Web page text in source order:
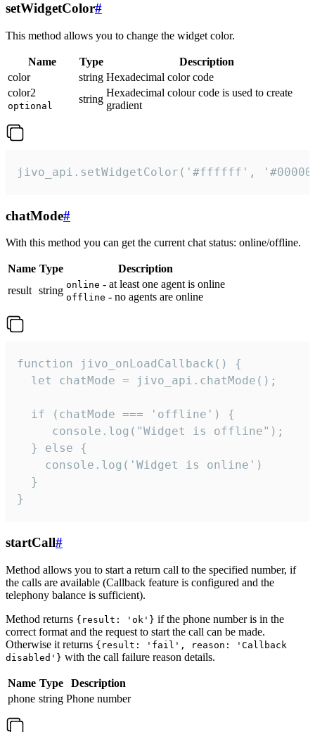
setWidgetColor#
This method allows you to change the widget color.
Name Type
Description
color
string Hexadecimal color code
color2
optional
string
Hexadecimal colour code is used to create
gradient
jivo_api.setWidgetColor('#ffffff',
chatMode#
With this method you can get the current chat status: online/offline.
Name Type
Description
result string online - at least one agent is online
offline - no agents are online
function jivo_onLoadCallback() {
  let chatMode = jivo_api.chatMode();
  if (chatMode === 'offline') {
     console.log("Widget is offline");
  } else {
    console.log('Widget is online')
  }
}
startCall#
Method allows you to start a return call to the specified number, if
the calls are available (Callback feature is configured and the
telephony balance is sufficient).
Method returns {result: 'ok'} if the phone number is in the
correct format and the request to start the call can be made.
Otherwise it returns {result: 'fail', reason: 'Callback
disabled'} with the call failure reason details.
Name Type
Description
phone string Phone number